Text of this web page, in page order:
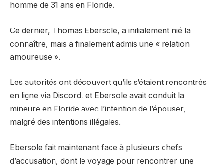
homme de 31 ans en Floride.
Ce dernier, Thomas Ebersole, a initialement nié la
connaître, mais a finalement admis une « relation
amoureuse ».
Les autorités ont découvert qu’ils s’étaient rencontrés
en ligne via Discord, et Ebersole avait conduit la
mineure en Floride avec l’intention de l’épouser,
malgré des intentions illégales.
Ebersole fait maintenant face à plusieurs chefs
d’accusation, dont le voyage pour rencontrer une